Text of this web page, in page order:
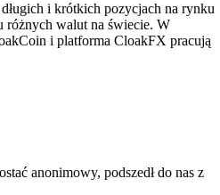
i krótkich pozycjach na rynku
różnych walut na świecie. W
i platforma CloakFX pracują
anonimowy, podszedł do nas z